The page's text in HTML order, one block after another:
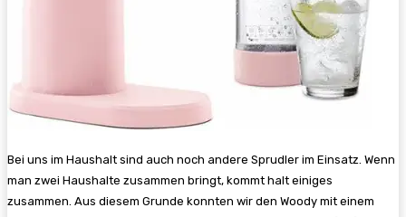
Bei uns im Haushalt sind auch noch andere Sprudler im Einsatz. Wenn
man zwei Haushalte zusammen bringt, kommt halt einiges
zusammen. Aus diesem Grunde konnten wir den Woody mit einem